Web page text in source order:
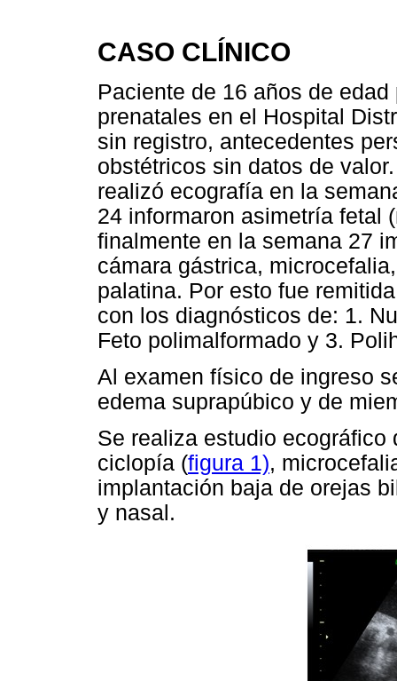
CASO CLÍNICO
Paciente de 16 años de
prenatales en el Hospital
sin registro, antecedentes
obstétricos sin datos de
realizó ecografía en la
24 informaron asimetría fetal
finalmente en la semana 27
cámara gástrica,
palatina. Por esto fue
con los diagnósticos de: 1.
Feto polimalformado y 3.
Al examen físico de ingreso
edema suprapúbico y de
Se realiza estudio
ciclopía (figura 1),
implantación baja de orejas
y nasal.